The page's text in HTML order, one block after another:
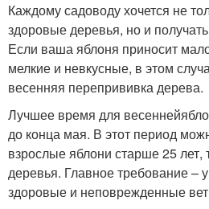
Каждому садоводу хочется не
здоровые деревья, но и
Если ваша яблоня приносит
мелкие и невкусные, в этом
весенняя перепрививка дерева.
Лучшее время для
до конца мая. В этот период
взрослые яблони старше 25
деревья. Главное требование –
здоровые и неповрежденные